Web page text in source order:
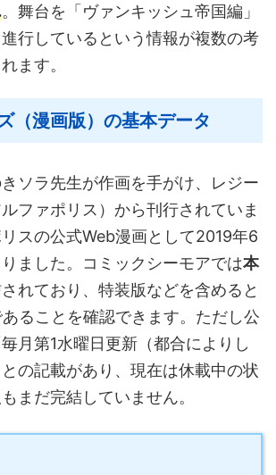
。舞台を「ヴァンキッシュ帝国編」
行しているという情報が複数の考
ます。
（漫画版）の基本データ
ソラ先生が作画を手がけ、レジー
ファポリス）から刊行されていま
スの公式Web漫画として2019年6
ました。コミックシーモアでは本
れており、特装版などを含めると
ることを確認できます。ただし公
月第1水曜日更新（都合によりし
の記載があり、現在は休載中の状
まだ完結していません。